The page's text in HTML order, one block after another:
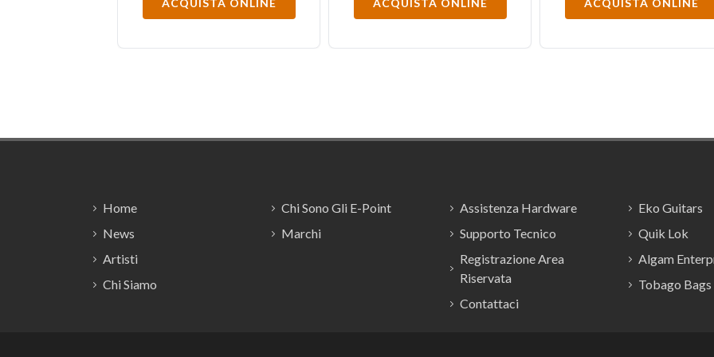
ACQUISTA ONLINE ACQUISTA ONLINE ACQUISTA ONLINE
Home
News
Artisti
Chi Siamo
Chi Sono Gli E-Point
Marchi
Assistenza Hardware
Supporto Tecnico
Registrazione Area
Riservata
Contattaci
Eko Guitars
Quik Lok
Algam
Tobago Bags